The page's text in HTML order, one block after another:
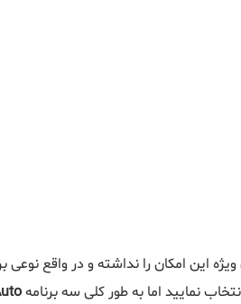
این امکان را نداشته و در واقع
نمایید اما به طور کلی سه برنامه